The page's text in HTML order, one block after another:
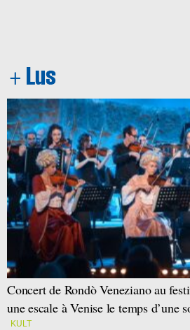
Concert de Rondò Veneziano au
une escale à Venise le temps d’une
KULT